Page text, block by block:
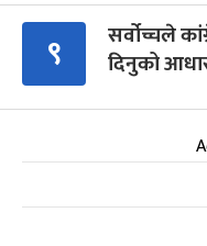
९
सर्वोच्चले
दिनुको